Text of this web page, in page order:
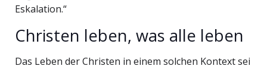
Eskalation.“
Christen leben, was alle leben
Das Leben der Christen in einem solchen Kontext sei